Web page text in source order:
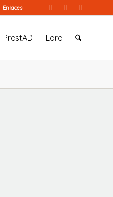
Enlaces
PrestAD Lore